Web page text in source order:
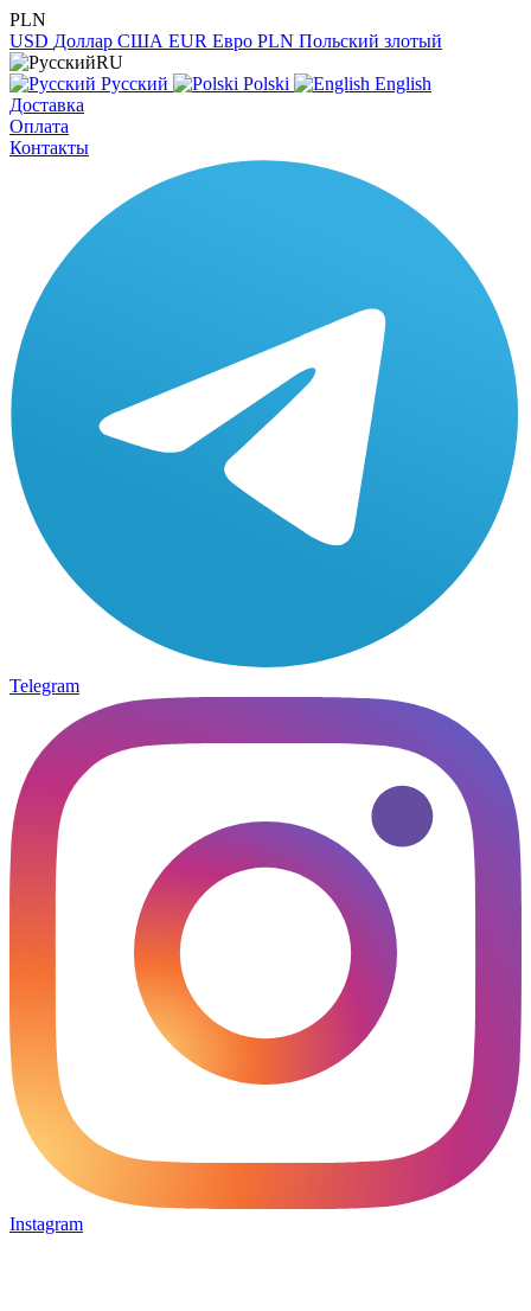
PLN
USD Доллар США EUR Евро PLN Польский злотый
RU
Русский
Polski
English
Доставка
Оплата
Контакты
Telegram
Instagram